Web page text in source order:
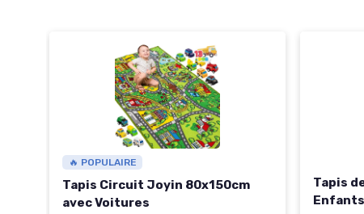
🔥 POPULAIRE
Tapis Circuit Joyin 80x150cm
avec Voitures
Tapis